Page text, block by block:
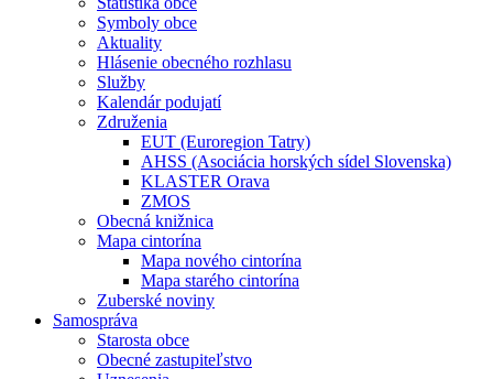
Symboly obce
Aktuality
Hlásenie obecného rozhlasu
Služby
Kalendár podujatí
Združenia
EUT (Euroregion Tatry)
AHSS (Asociácia horských sídel Slovenska)
KLASTER Orava
ZMOS
Obecná knižnica
Mapa cintorína
Mapa nového cintorína
Mapa starého cintorína
Zuberské noviny
Samospráva
Starosta obce
Obecné zastupiteľstvo